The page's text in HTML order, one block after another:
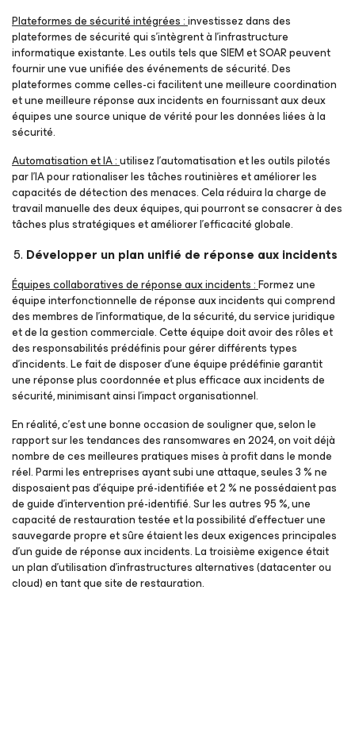
Plateformes de sécurité intégrées :investissez dans des
plateformes de sécurité qui s’intègrent à l’infrastructure
informatique existante. Les outils tels que SIEM et SOAR peuvent
fournir une vue unifiée des événements de sécurité. Des
plateformes comme celles-ci facilitent une meilleure coordination
et une meilleure réponse aux incidents en fournissant aux deux
équipes une source unique de vérité pour les données liées à la
sécurité.
Automatisation et IA :utilisez l’automatisation et les outils pilotés
par l’IA pour rationaliser les tâches routinières et améliorer les
capacités de détection des menaces. Cela réduira la charge de
travail manuelle des deux équipes, qui pourront se consacrer à des
tâches plus stratégiques et améliorer l’efficacité globale.
Développer un plan unifié de réponse aux incidents
Équipes collaboratives de réponse aux incidents :Formez une
équipe interfonctionnelle de réponse aux incidents qui comprend
des membres de l’informatique, de la sécurité, du service juridique
et de la gestion commerciale. Cette équipe doit avoir des rôles et
des responsabilités prédéfinis pour gérer différents types
d’incidents. Le fait de disposer d’une équipe prédéfinie garantit
une réponse plus coordonnée et plus efficace aux incidents de
sécurité, minimisant ainsi l’impact organisationnel.
En réalité, c’est une bonne occasion de souligner que, selon le
rapport sur les tendances des ransomwares en 2024, on voit déjà
nombre de ces meilleures pratiques mises à profit dans le monde
réel. Parmi les entreprises ayant subi une attaque, seules 3 % ne
disposaient pas d’équipe pré-identifiée et 2 % ne possédaient pas
de guide d’intervention pré-identifié. Sur les autres 95 %, une
capacité de restauration testée et la possibilité d’effectuer une
sauvegarde propre et sûre étaient les deux exigences principales
d’un guide de réponse aux incidents. La troisième exigence était
un plan d’utilisation d’infrastructures alternatives (datacenter ou
cloud) en tant que site de restauration.